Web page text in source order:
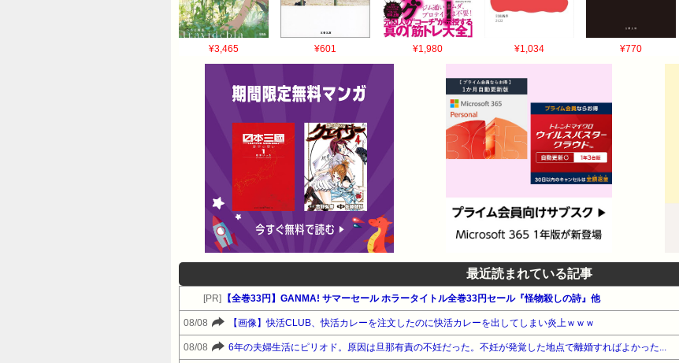
¥3,465 ¥601 ¥1,980 ¥1,034 ¥770
最近読まれている記事
[PR] 【全巻33円】GANMA! サマーセール ホラータイトル全巻33円セール『怪物殺しの詩』他
08/08 【画像】快活CLUB、快活カレーを注文したのに快活カレーを出してしまい炎上ｗｗｗ
08/08 6年の夫婦生活にピリオド。原因は旦那有責の不妊だった。不妊が発覚した地点で離婚すればよかった...